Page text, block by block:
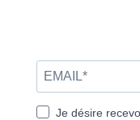
Je désire